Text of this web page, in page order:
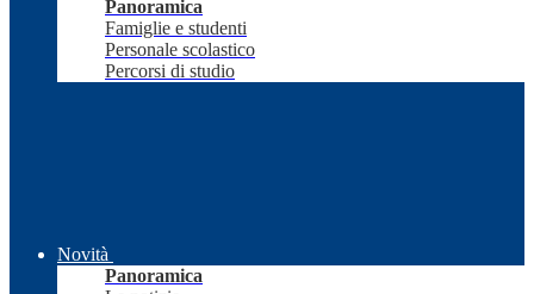
Panoramica
Famiglie e studenti
Personale scolastico
Percorsi di studio
Novità
Panoramica